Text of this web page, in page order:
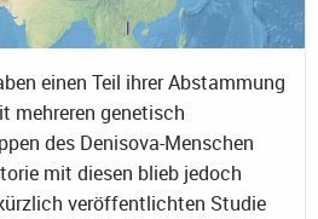
einen Teil ihrer Abstammung
mehreren genetisch
des Denisova-Menschen
mit diesen blieb jedoch
veröffentlichten Studie